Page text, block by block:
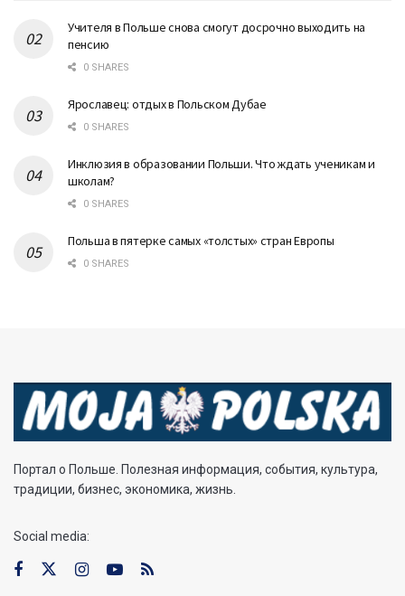
Учителя в Польше снова смогут досрочно выходить на
пенсию
0 SHARES
Ярославец: отдых в Польском Дубае
0 SHARES
Инклюзия в образовании Польши. Что ждать ученикам и
школам?
0 SHARES
Польша в пятерке самых «толстых» стран Европы
0 SHARES
Портал о Польше. Полезная информация, события, культура,
традиции, бизнес, экономика, жизнь.
Social media: